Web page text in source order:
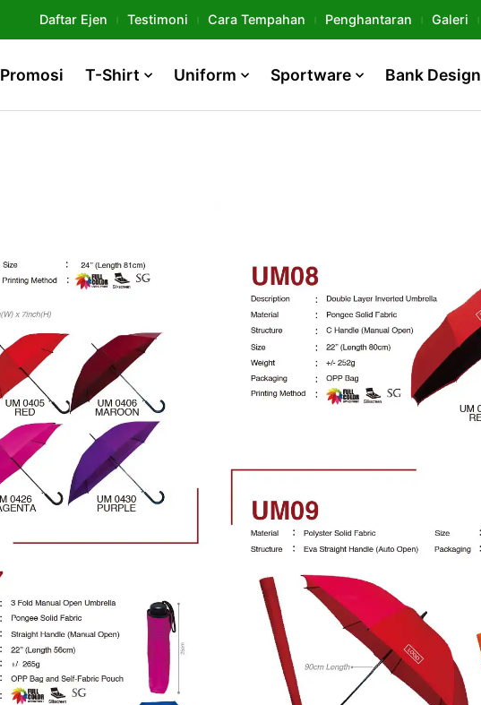
Daftar Ejen Testimoni Cara Tempahan Penghantaran Galeri
Promosi T-Shirt Uniform Sportware Bank Design